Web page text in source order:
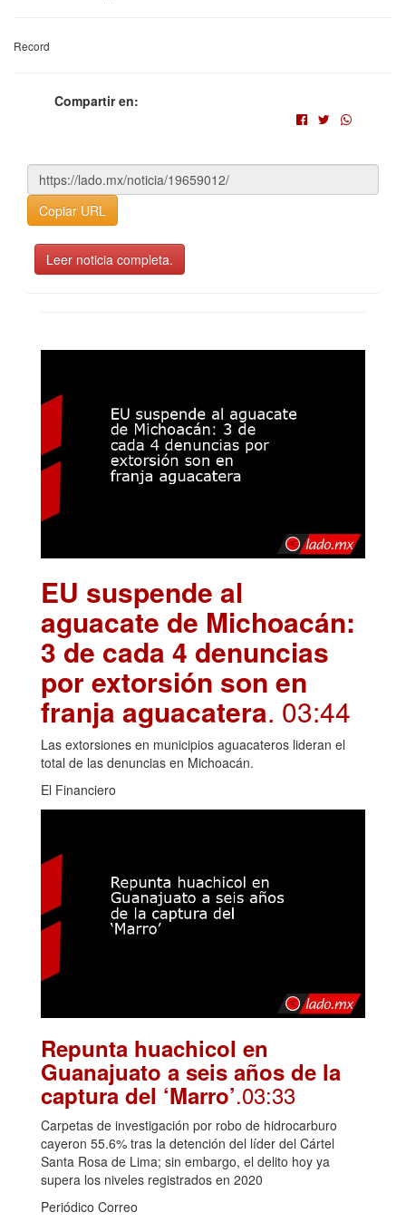
Record
Compartir en:
Copiar URL
Leer noticia completa.
EU suspende al
aguacate de Michoacán:
3 de cada 4 denuncias
por extorsión son en
franja aguacatera. 03:44
Las extorsiones en municipios aguacateros lideran el
total de las denuncias en Michoacán.
El Financiero
Repunta huachicol en
Guanajuato a seis años de la
captura del ‘Marro’.03:33
Carpetas de investigación por robo de hidrocarburo
cayeron 55.6% tras la detención del líder del Cártel
Santa Rosa de Lima; sin embargo, el delito hoy ya
supera los niveles registrados en 2020
Periódico Correo